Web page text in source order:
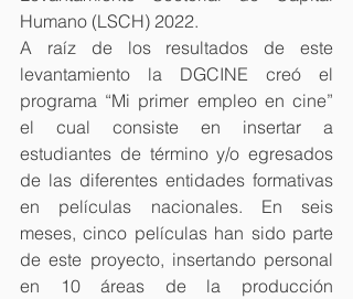
Humano (LSCH) 2022.
A raíz de los resultados de este
levantamiento la DGCINE creó el
programa “Mi primer empleo en cine”
el cual consiste en insertar a
estudiantes de término y/o egresados
de las diferentes entidades formativas
en películas nacionales. En seis
meses, cinco películas han sido parte
de este proyecto, insertando personal
en 10 áreas de la producción